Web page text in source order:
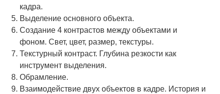
кадра.
Выделение основного объекта.
Создание 4 контрастов между объектами и
фоном. Свет, цвет, размер, текстуры.
Текстурный контраст. Глубина резкости как
инструмент выделения.
Обрамление.
Взаимодействие двух объектов в кадре. История и